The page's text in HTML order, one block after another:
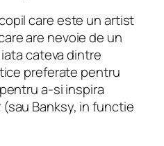
care este un artist
are nevoie de un
cateva dintre
preferate pentru
a-si inspira
Banksy, in functie